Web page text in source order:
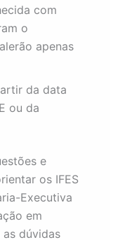
com
o
apenas
da data
ou da
e
os IFES
Executiva
em
dúvidas